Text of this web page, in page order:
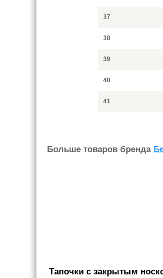
37
38
39
40
41
Больше товаров бренда
Тапочки с закрытым